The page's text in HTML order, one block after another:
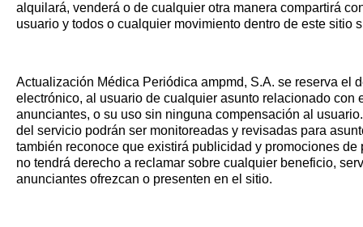
alquilará, venderá o de cualquier otra manera compartirá
usuario y todos o cualquier movimiento dentro de este sitio
Actualización Médica Periódica ampmd, S.A. se reserva el
electrónico, al usuario de cualquier asunto relacionado con
anunciantes, o su uso sin ninguna compensación al
del servicio podrán ser monitoreadas y revisadas para
también reconoce que existirá publicidad y promociones
no tendrá derecho a reclamar sobre cualquier beneficio,
anunciantes ofrezcan o presenten en el sitio.